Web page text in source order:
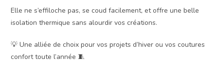
Elle ne s’effiloche pas, se coud facilement, et offre une belle
isolation thermique sans alourdir vos créations.
💡 Une alliée de choix pour vos projets d’hiver ou vos coutures
confort toute l’année 🧵